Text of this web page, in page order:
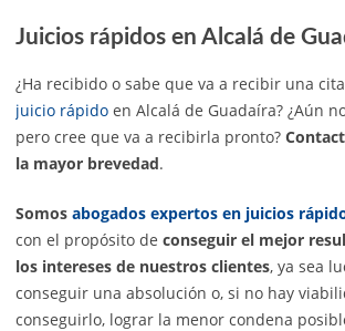
Juicios rápidos en Alcalá de
¿Ha recibido o sabe que va a recibir una
juicio rápido en Alcalá de Guadaíra? ¿Aún
pero cree que va a recibirla pronto?
la mayor brevedad.
Somos abogados expertos en juicios
con el propósito de conseguir el mejor
los intereses de nuestros clientes, ya sea
conseguir una absolución o, si no hay
conseguirlo, lograr la menor condena